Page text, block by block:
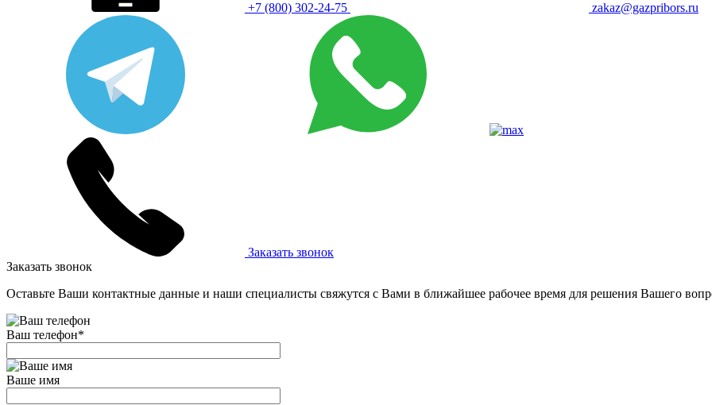
+7 (800) 302-24-75 zakaz@gazpribors.ru
Заказать звонок
Заказать звонок
Оставьте Ваши контактные данные и наши специалисты свяжутся с Вами в ближайшее рабочее время для решения Вашего
Ваш телефон*
Ваше имя